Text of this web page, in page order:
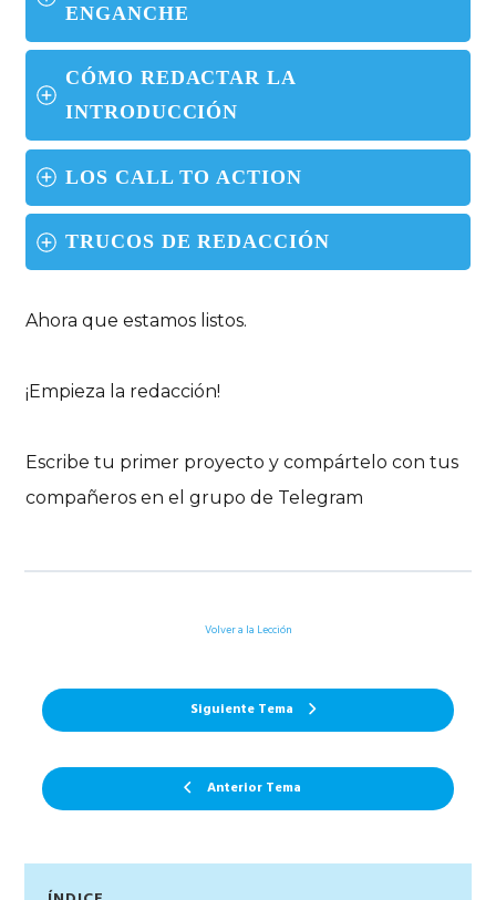
ENGANCHE
CÓMO REDACTAR LA
INTRODUCCIÓN
LOS CALL TO ACTION
TRUCOS DE REDACCIÓN
Ahora que estamos listos.
¡Empieza la redacción!
Escribe tu primer proyecto y compártelo con tus
compañeros en el grupo de Telegram
Anterior Tema
Volver a la Lección
Siguiente Tema
Barra